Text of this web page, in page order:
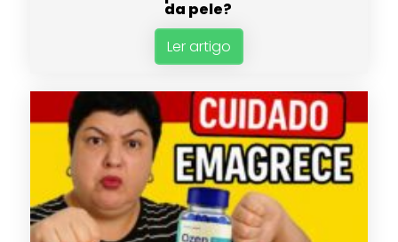
da pele?
Ler artigo